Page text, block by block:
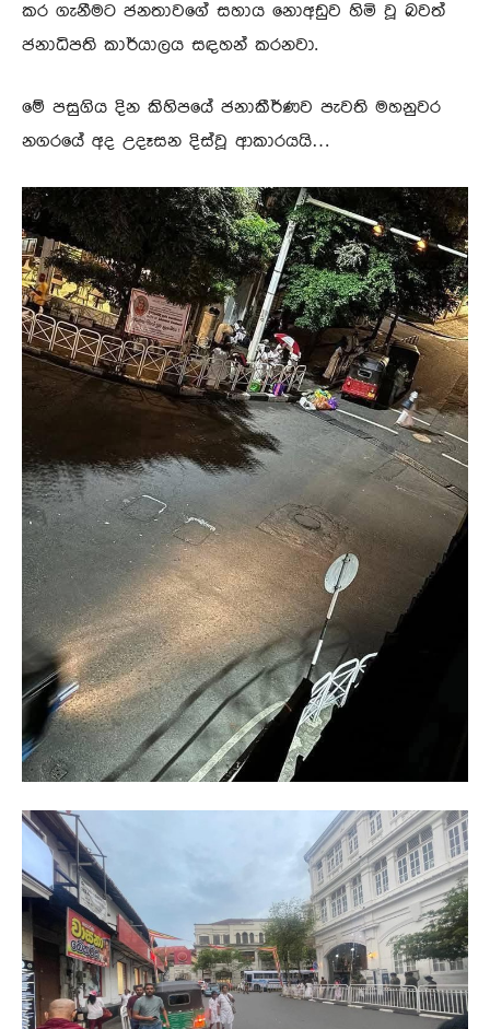
කර ගැනීමට ජනතාවගේ සහාය නොඅඩුව හිමි වූ බවත්
ජනාධිපති කාර්යාලය සඳහන් කරනවා.
මේ පසුගිය දින කිහිපයේ ජනාකීර්ණව පැවති මහනුවර
නගරයේ අද උදෑසන දිස්වූ ආකාරයයි…